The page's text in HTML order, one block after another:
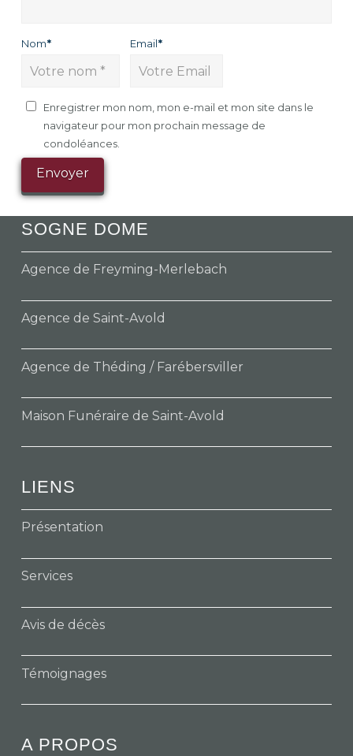
Nom* Email*
Enregistrer mon nom, mon e-mail et mon site dans le
navigateur pour mon prochain message de
condoléances.
SOGNE DOME
Agence de Freyming-Merlebach
Agence de Saint-Avold
Agence de Théding / Farébersviller
Maison Funéraire de Saint-Avold
LIENS
Présentation
Services
Avis de décès
Témoignages
A PROPOS